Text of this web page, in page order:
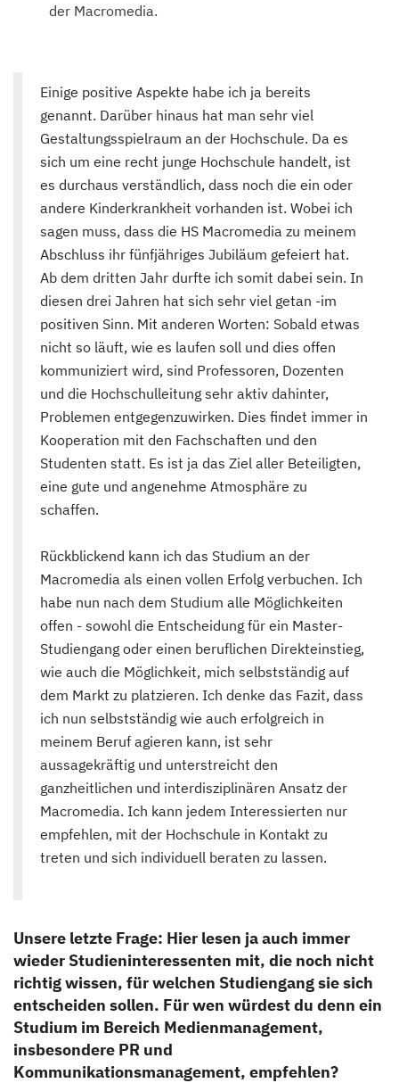
der Macromedia.
Einige positive Aspekte habe ich ja bereits
genannt. Darüber hinaus hat man sehr viel
Gestaltungsspielraum an der Hochschule. Da es
sich um eine recht junge Hochschule handelt, ist
es durchaus verständlich, dass noch die ein oder
andere Kinderkrankheit vorhanden ist. Wobei ich
sagen muss, dass die HS Macromedia zu meinem
Abschluss ihr fünfjähriges Jubiläum gefeiert hat.
Ab dem dritten Jahr durfte ich somit dabei sein. In
diesen drei Jahren hat sich sehr viel getan -im
positiven Sinn. Mit anderen Worten: Sobald etwas
nicht so läuft, wie es laufen soll und dies offen
kommuniziert wird, sind Professoren, Dozenten
und die Hochschulleitung sehr aktiv dahinter,
Problemen entgegenzuwirken. Dies findet immer in
Kooperation mit den Fachschaften und den
Studenten statt. Es ist ja das Ziel aller Beteiligten,
eine gute und angenehme Atmosphäre zu
schaffen.
Rückblickend kann ich das Studium an der
Macromedia als einen vollen Erfolg verbuchen. Ich
habe nun nach dem Studium alle Möglichkeiten
offen - sowohl die Entscheidung für ein Master-
Studiengang oder einen beruflichen Direkteinstieg,
wie auch die Möglichkeit, mich selbstständig auf
dem Markt zu platzieren. Ich denke das Fazit, dass
ich nun selbstständig wie auch erfolgreich in
meinem Beruf agieren kann, ist sehr
aussagekräftig und unterstreicht den
ganzheitlichen und interdisziplinären Ansatz der
Macromedia. Ich kann jedem Interessierten nur
empfehlen, mit der Hochschule in Kontakt zu
treten und sich individuell beraten zu lassen.
Unsere letzte Frage: Hier lesen ja auch immer
wieder Studieninteressenten mit, die noch nicht
richtig wissen, für welchen Studiengang sie sich
entscheiden sollen. Für wen würdest du denn ein
Studium im Bereich Medienmanagement,
insbesondere PR und
Kommunikationsmanagement, empfehlen?